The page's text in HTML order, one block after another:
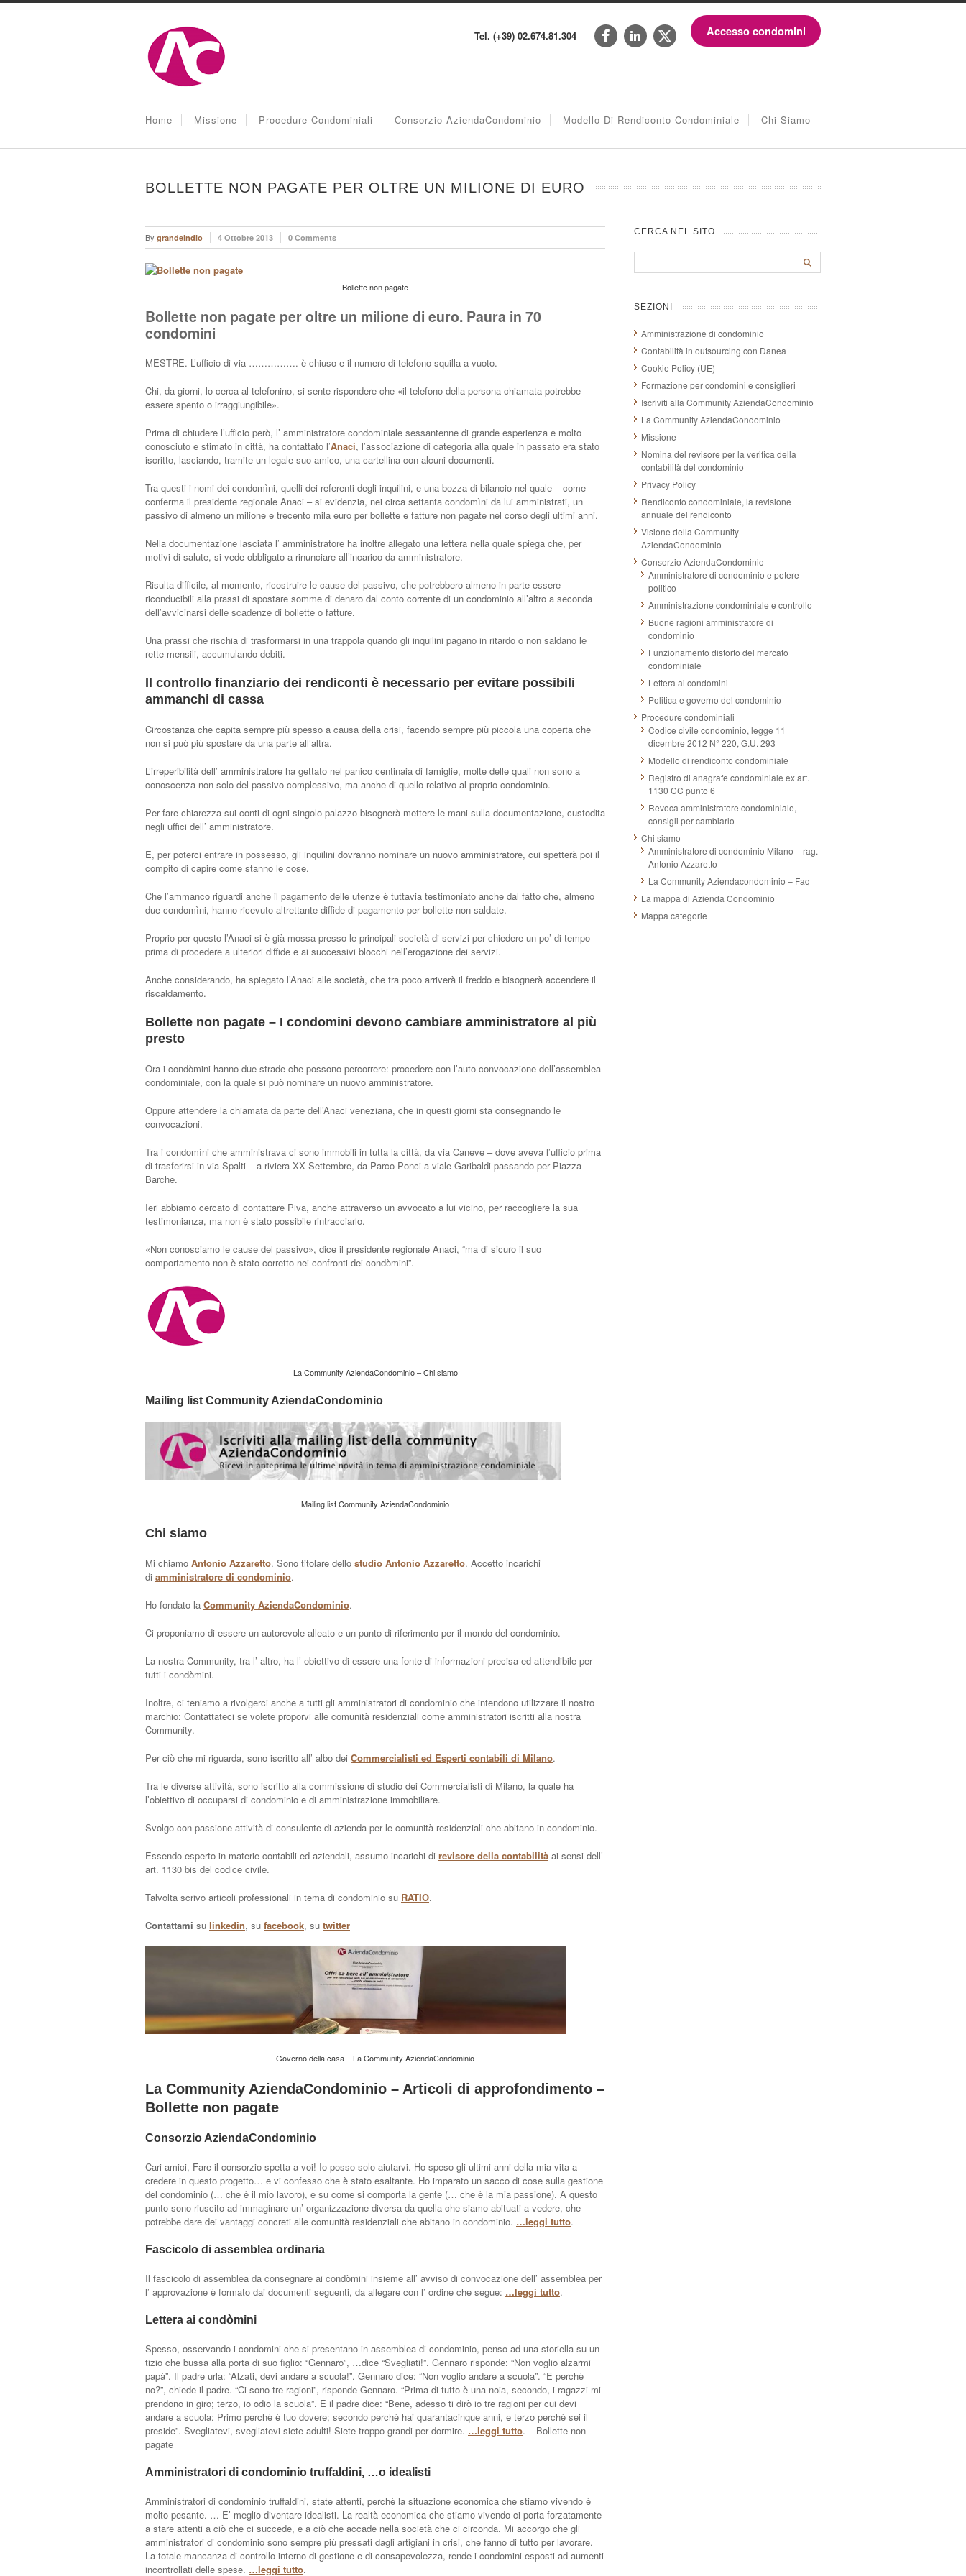
Tel. (+39) 02.674.81.304 Accesso condomini
Home Missione Procedure Condominiali Consorzio AziendaCondominio Modello Di Rendiconto Condominiale Chi Siamo
BOLLETTE NON PAGATE PER OLTRE UN MILIONE DI EURO
By grandeindio 4 Ottobre 2013 0 Comments
Bollette non pagate
Bollette non pagate per oltre un milione di euro. Paura in 70
condomini
MESTRE. L’ufficio di via ……………. è chiuso e il numero di telefono squilla a vuoto.
Chi, da giorni, lo cerca al telefonino, si sente rispondere che «il telefono della persona chiamata potrebbe
essere spento o irraggiungibile».
Prima di chiudere l’ufficio però, l’ amministratore condominiale sessantenne di grande esperienza e molto
conosciuto e stimato in città, ha contattato l’Anaci, l’associazione di categoria alla quale in passato era stato
iscritto, lasciando, tramite un legale suo amico, una cartellina con alcuni documenti.
Tra questi i nomi dei condomìni, quelli dei referenti degli inquilini, e una bozza di bilancio nel quale – come
conferma il presidente regionale Anaci – si evidenzia, nei circa settanta condomìni da lui amministrati, un
passivo di almeno un milione e trecento mila euro per bollette e fatture non pagate nel corso degli ultimi anni.
Nella documentazione lasciata l’ amministratore ha inoltre allegato una lettera nella quale spiega che, per
motivi di salute, si vede obbligato a rinunciare all’incarico da amministratore.
Risulta difficile, al momento, ricostruire le cause del passivo, che potrebbero almeno in parte essere
riconducibili alla prassi di spostare somme di denaro dal conto corrente di un condominio all’altro a seconda
dell’avvicinarsi delle scadenze di bollette o fatture.
Una prassi che rischia di trasformarsi in una trappola quando gli inquilini pagano in ritardo o non saldano le
rette mensili, accumulando debiti.
Il controllo finanziario dei rendiconti è necessario per evitare possibili
ammanchi di cassa
Circostanza che capita sempre più spesso a causa della crisi, facendo sempre più piccola una coperta che
non si può più spostare da una parte all’altra.
L’irreperibilità dell’ amministratore ha gettato nel panico centinaia di famiglie, molte delle quali non sono a
conoscenza non solo del passivo complessivo, ma anche di quello relativo al proprio condominio.
Per fare chiarezza sui conti di ogni singolo palazzo bisognerà mettere le mani sulla documentazione, custodita
negli uffici dell’ amministratore.
E, per poterci entrare in possesso, gli inquilini dovranno nominare un nuovo amministratore, cui spetterà poi il
compito di capire come stanno le cose.
Che l’ammanco riguardi anche il pagamento delle utenze è tuttavia testimoniato anche dal fatto che, almeno
due condomìni, hanno ricevuto altrettante diffide di pagamento per bollette non saldate.
Proprio per questo l’Anaci si è già mossa presso le principali società di servizi per chiedere un po’ di tempo
prima di procedere a ulteriori diffide e ai successivi blocchi nell’erogazione dei servizi.
Anche considerando, ha spiegato l’Anaci alle società, che tra poco arriverà il freddo e bisognerà accendere il
riscaldamento.
Bollette non pagate – I condomini devono cambiare amministratore al più
presto
Ora i condòmini hanno due strade che possono percorrere: procedere con l’auto-convocazione dell’assemblea
condominiale, con la quale si può nominare un nuovo amministratore.
Oppure attendere la chiamata da parte dell’Anaci veneziana, che in questi giorni sta consegnando le
convocazioni.
Tra i condomìni che amministrava ci sono immobili in tutta la città, da via Caneve – dove aveva l’ufficio prima
di trasferirsi in via Spalti – a riviera XX Settembre, da Parco Ponci a viale Garibaldi passando per Piazza
Barche.
Ieri abbiamo cercato di contattare Piva, anche attraverso un avvocato a lui vicino, per raccogliere la sua
testimonianza, ma non è stato possibile rintracciarlo.
«Non conosciamo le cause del passivo», dice il presidente regionale Anaci, “ma di sicuro il suo
comportamento non è stato corretto nei confronti dei condòmini”.
La Community AziendaCondominio – Chi siamo
Mailing list Community AziendaCondominio
Mailing list Community AziendaCondominio
Chi siamo
Mi chiamo Antonio Azzaretto. Sono titolare dello studio Antonio Azzaretto. Accetto incarichi
di amministratore di condominio.
Ho fondato la Community AziendaCondominio.
Ci proponiamo di essere un autorevole alleato e un punto di riferimento per il mondo del condominio.
La nostra Community, tra l’ altro, ha l’ obiettivo di essere una fonte di informazioni precisa ed attendibile per
tutti i condòmini.
Inoltre, ci teniamo a rivolgerci anche a tutti gli amministratori di condominio che intendono utilizzare il nostro
marchio: Contattateci se volete proporvi alle comunità residenziali come amministratori iscritti alla nostra
Community.
Per ciò che mi riguarda, sono iscritto all’ albo dei Commercialisti ed Esperti contabili di Milano.
Tra le diverse attività, sono iscritto alla commissione di studio dei Commercialisti di Milano, la quale ha
l’obiettivo di occuparsi di condominio e di amministrazione immobiliare.
Svolgo con passione attività di consulente di azienda per le comunità residenziali che abitano in condominio.
Essendo esperto in materie contabili ed aziendali, assumo incarichi di revisore della contabilità ai sensi dell’
art. 1130 bis del codice civile.
Talvolta scrivo articoli professionali in tema di condominio su RATIO.
Contattami su linkedin, su facebook, su twitter
Governo della casa – La Community AziendaCondominio
La Community AziendaCondominio – Articoli di approfondimento –
Bollette non pagate
Consorzio AziendaCondominio
Cari amici, Fare il consorzio spetta a voi! Io posso solo aiutarvi. Ho speso gli ultimi anni della mia vita a
credere in questo progetto… e vi confesso che è stato esaltante. Ho imparato un sacco di cose sulla gestione
del condominio (… che è il mio lavoro), e su come si comporta la gente (… che è la mia passione). A questo
punto sono riuscito ad immaginare un’ organizzazione diversa da quella che siamo abituati a vedere, che
potrebbe dare dei vantaggi concreti alle comunità residenziali che abitano in condominio. …leggi tutto.
Fascicolo di assemblea ordinaria
Il fascicolo di assemblea da consegnare ai condòmini insieme all’ avviso di convocazione dell’ assemblea per
l’ approvazione è formato dai documenti seguenti, da allegare con l’ ordine che segue: …leggi tutto.
Lettera ai condòmini
Spesso, osservando i condomini che si presentano in assemblea di condominio, penso ad una storiella su un
tizio che bussa alla porta di suo figlio: “Gennaro”, …dice “Svegliati!”. Gennaro risponde: “Non voglio alzarmi
papà”. Il padre urla: “Alzati, devi andare a scuola!”. Gennaro dice: “Non voglio andare a scuola”. “E perchè
no?”, chiede il padre. “Ci sono tre ragioni”, risponde Gennaro. “Prima di tutto è una noia, secondo, i ragazzi mi
prendono in giro; terzo, io odio la scuola”. E il padre dice: “Bene, adesso ti dirò io tre ragioni per cui devi
andare a scuola: Primo perchè è tuo dovere; secondo perchè hai quarantacinque anni, e terzo perchè sei il
preside”. Svegliatevi, svegliatevi siete adulti! Siete troppo grandi per dormire. …leggi tutto. – Bollette non
pagate
Amministratori di condominio truffaldini, …o idealisti
Amministratori di condominio truffaldini, state attenti, perchè la situazione economica che stiamo vivendo è
molto pesante. … E’ meglio diventare idealisti. La realtà economica che stiamo vivendo ci porta forzatamente
a stare attenti a ciò che ci succede, e a ciò che accade nella società che ci circonda. Mi accorgo che gli
amministratori di condominio sono sempre più pressati dagli artigiani in crisi, che fanno di tutto per lavorare.
La totale mancanza di controllo interno di gestione e di consapevolezza, rende i condomini esposti ad aumenti
incontrollati delle spese. …leggi tutto.
CERCA NEL SITO
SEZIONI
Amministrazione di condominio
Contabilità in outsourcing con Danea
Cookie Policy (UE)
Formazione per condomini e consiglieri
Iscriviti alla Community AziendaCondominio
La Community AziendaCondominio
Missione
Nomina del revisore per la verifica della
contabilità del condominio
Privacy Policy
Rendiconto condominiale, la revisione
annuale del rendiconto
Visione della Community
AziendaCondominio
Consorzio AziendaCondominio
Amministratore di condominio e potere
politico
Amministrazione condominiale e controllo
Buone ragioni amministratore di
condominio
Funzionamento distorto del mercato
condominiale
Lettera ai condomini
Politica e governo del condominio
Procedure condominiali
Codice civile condominio, legge 11
dicembre 2012 N° 220, G.U. 293
Modello di rendiconto condominiale
Registro di anagrafe condominiale ex art.
1130 CC punto 6
Revoca amministratore condominiale,
consigli per cambiarlo
Chi siamo
Amministratore di condominio Milano – rag.
Antonio Azzaretto
La Community Aziendacondominio – Faq
La mappa di Azienda Condominio
Mappa categorie